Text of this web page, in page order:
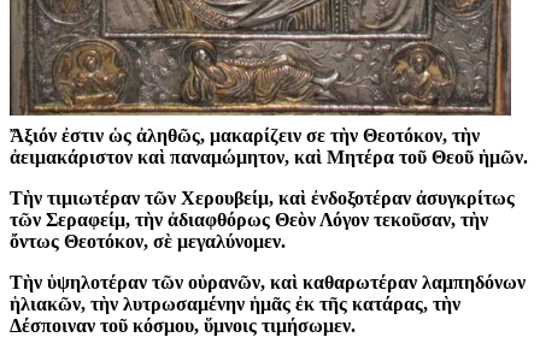
Ἄξιόν ἐστιν ὡς ἀληθῶς, μακαρίζειν σε τὴν Θεοτόκον, τὴν
ἀειμακάριστον καὶ παναμώμητον, καὶ Μητέρα τοῦ Θεοῦ ἡμῶν.
Τὴν τιμιωτέραν τῶν Χερουβείμ, καὶ ἐνδοξοτέραν ἀσυγκρίτως
τῶν Σεραφείμ, τὴν ἀδιαφθόρως Θεὸν Λόγον τεκοῦσαν, τὴν
ὄντως Θεοτόκον, σὲ μεγαλύνομεν.
Τὴν ὑψηλοτέραν τῶν οὐρανῶν, καὶ καθαρωτέραν λαμπηδόνων
ἡλιακῶν, τὴν λυτρωσαμένην ἡμᾶς ἐκ τῆς κατάρας, τὴν
Δέσποιναν τοῦ κόσμου, ὕμνοις τιμήσωμεν.